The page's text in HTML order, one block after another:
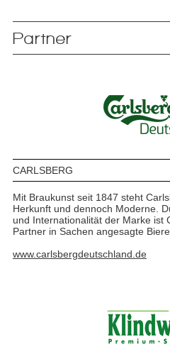
Partner
CARLSBERG
Mit Braukunst seit 1847 steht
Herkunft und dennoch Moderne.
und Internationalität der Marke ist
Partner in Sachen angesagte
www.carlsbergdeutschland.de